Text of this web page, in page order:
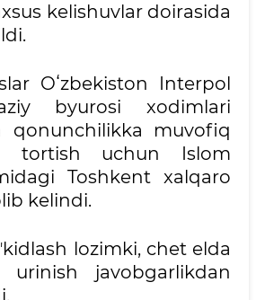
kelishuvlar doirasida
Oʻzbekiston Interpol
byurosi xodimlari
qonunchilikka muvofiq
tortish uchun Islom
Toshkent xalqaro
kelindi.
lozimki, chet elda
urinish javobgarlikdan